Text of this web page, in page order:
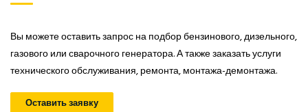
Вы можете оставить запрос на подбор бензинового, дизельного,
газового или сварочного генератора. А также заказать услуги
технического обслуживания, ремонта, монтажа-демонтажа.
Оставить заявку